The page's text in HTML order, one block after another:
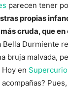
parecen tener
propias
cruda, que
Durmiente
bruja malvada,
en
Pues,